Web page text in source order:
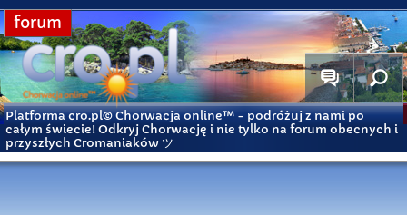
forum
Platforma cro.pl© Chorwacja online™ - podróżuj z nami po
całym świecie! Odkryj Chorwację i nie tylko na forum obecnych i
przyszłych Cromaniaków ツ